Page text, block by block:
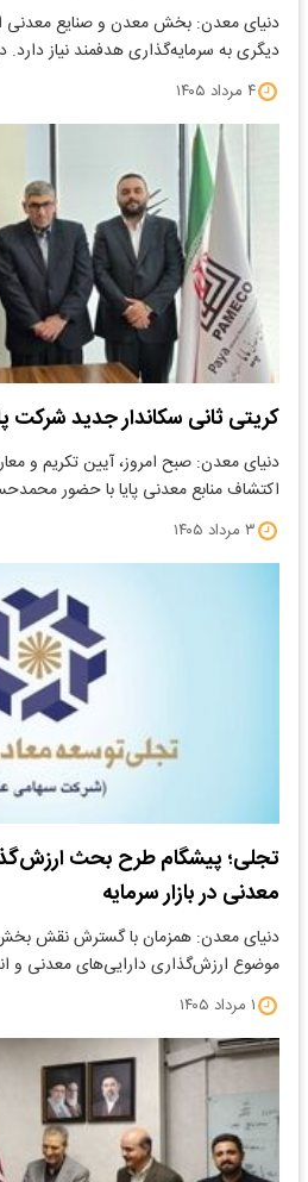
دنیای معدن: بخش معدن و صنایع معدنی
دیگری به سرمایه‌گذاری هدفمند نیاز
۴ مرداد ۱۴۰۵
کریتی ثانی سکاندار جدید شرکت
دنیای معدن: صبح امروز، آیین تکریم و
اکتشاف منابع معدنی پایا با حضور
۳ مرداد ۱۴۰۵
تجلی؛ پیشگام طرح بحث
معدنی در بازار سرمایه
دنیای معدن: همزمان با گسترش نقش
موضوع ارزش‌گذاری دارایی‌های معدنی و
۱ مرداد ۱۴۰۵